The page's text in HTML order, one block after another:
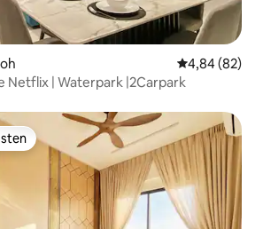
Gemiddelde
4,84 (82)
Netflix | Waterpark |2Carpark